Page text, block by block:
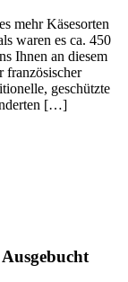
mehr Käsesorten
waren es ca. 450
Ihnen an diesem
französischer
geschützte
[…]
Ausgebucht